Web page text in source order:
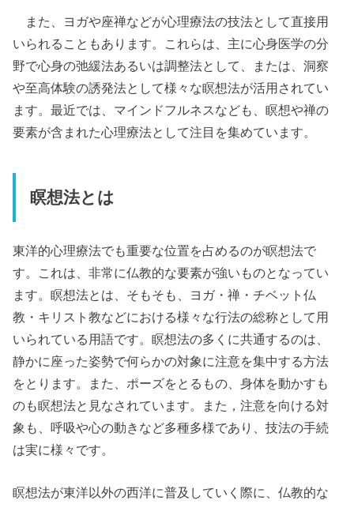
また、ヨガや座禅などが心理療法の技法として直接用
いられることもあります。これらは、主に心身医学の分
野で心身の弛緩法あるいは調整法として、または、洞察
や至高体験の誘発法として様々な瞑想法が活用されてい
ます。最近では、マインドフルネスなども、瞑想や禅の
要素が含まれた心理療法として注目を集めています。
瞑想法とは
東洋的心理療法でも重要な位置を占めるのが瞑想法で
す。これは、非常に仏教的な要素が強いものとなってい
ます。瞑想法とは、そもそも、ヨガ・禅・チベット仏
教・キリスト教などにおける様々な行法の総称として用
いられている用語です。瞑想法の多くに共通するのは、
静かに座った姿勢で何らかの対象に注意を集中する方法
をとります。また、ポーズをとるもの、身体を動かすも
のも瞑想法と見なされています。また，注意を向ける対
象も、呼吸や心の動きなど多種多様であり、技法の手続
は実に様々です。
瞑想法が東洋以外の西洋に普及していく際に、仏教的な